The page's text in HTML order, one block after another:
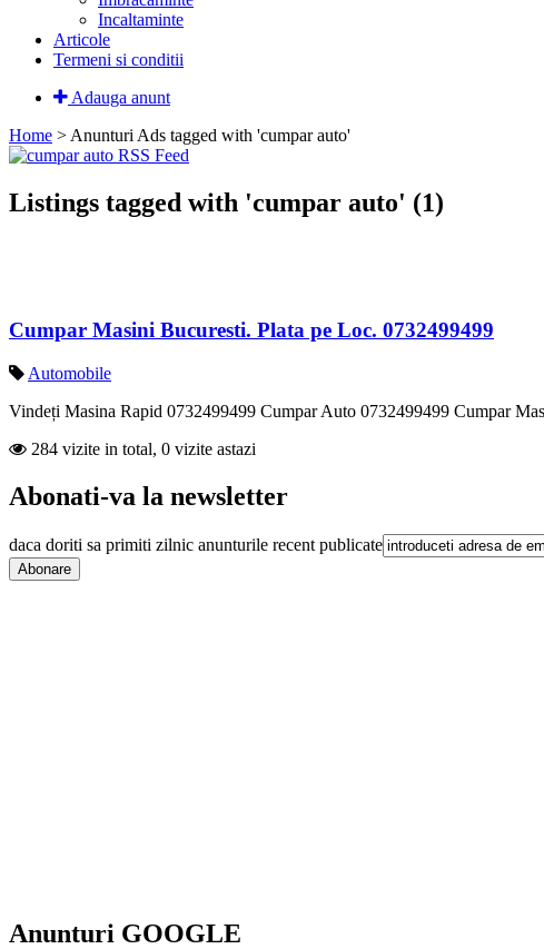
Incaltaminte
Articole
Termeni si conditii
Adauga anunt
Home > Anunturi Ads tagged with 'cumpar auto'
Listings tagged with 'cumpar auto' (1)
Cumpar Masini Bucuresti. Plata pe Loc. 0732499499
Automobile
Vindeți Masina Rapid 0732499499 Cumpar Auto 0732499499 Cumpar
284 vizite in total, 0 vizite astazi
Abonati-va la newsletter
daca doriti sa primiti zilnic anunturile recent publicate
Anunturi GOOGLE